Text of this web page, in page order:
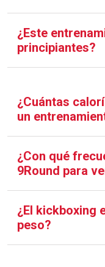
¿Este
principiantes?
¿Cuántas
un
¿Con qué
9Round para
¿El kickboxing
peso?